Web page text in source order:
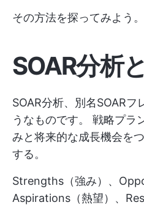
その方法を探ってみよう。
SOAR分析
SOAR分析、別名SOARフ
うなものです。 戦略プラ
みと将来的な成長機会を
する。
Strengths（強み）、
Aspirations（熱望）、